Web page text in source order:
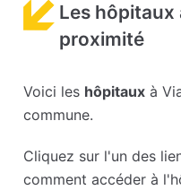
Les hôpitaux
proximité
Voici les hôpitaux à
commune.
Cliquez sur l'un des
comment accéder à